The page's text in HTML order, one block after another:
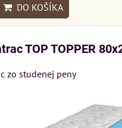
DO KOŠÍKA
TOP TOPPER
zo studenej peny